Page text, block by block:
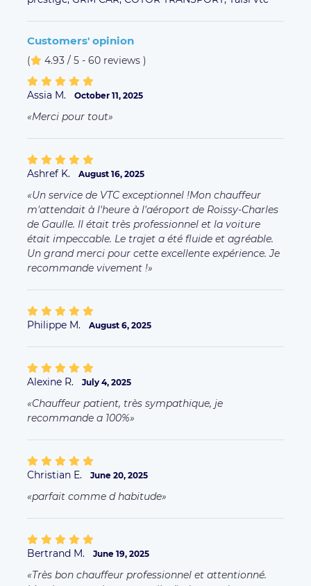
Customers' opinion
( 4.93 / 5 - 60 reviews )
Assia M. October 11, 2025
Merci pour tout
Ashref K. August 16, 2025
Un service de VTC exceptionnel ! ​Mon chauffeur
m'attendait à l'heure à l'aéroport de Roissy-Charles
de Gaulle. Il était très professionnel et la voiture
était impeccable. Le trajet a été fluide et agréable.
Un grand merci pour cette excellente expérience. Je
recommande vivement !
Philippe M. August 6, 2025
Alexine R. July 4, 2025
Chauffeur patient, très sympathique, je
recommande a 100%
Christian E. June 20, 2025
parfait comme d habitude
Bertrand M. June 19, 2025
Très bon chauffeur professionnel et attentionné.